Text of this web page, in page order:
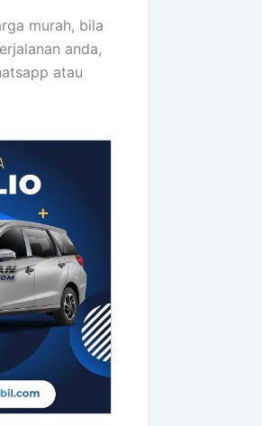
murah, bila
anda,
atau